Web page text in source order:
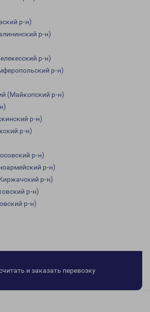
р-н)
р-н)
р-н)
р-н)
(Майкопский р-н)
р-н)
р-н)
р-н)
р-н)
р-н)
р-н)
р-н)
и заказать перевозку